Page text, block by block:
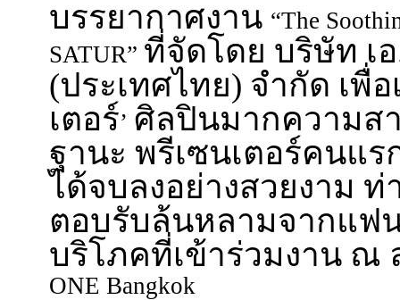
บรรยากาศงาน “The
SATUR” ที่จัดโดย บริษัท เ
(ประเทศไทย) จำกัด เพื่
เตอร์’ ศิลปินมากความส
ฐานะ พรีเซนเตอร์คนแ
ได้จบลงอย่างสวยงาม ท่
ตอบรับล้นหลามจากแฟ
บริโภคที่เข้าร่วมงาน ณ
ONE Bangkok